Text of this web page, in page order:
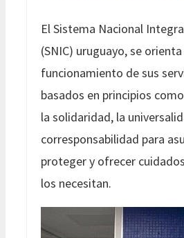
El Sistema Nacional
(SNIC) uruguayo, se
funcionamiento de sus
basados en principios
la solidaridad, la
corresponsabilidad para
proteger y ofrecer
los necesitan.